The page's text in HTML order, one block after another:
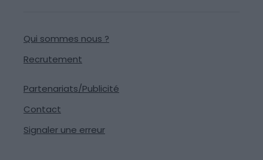
Qui sommes nous ?
Recrutement
Partenariats/Publicité
Contact
Signaler une erreur